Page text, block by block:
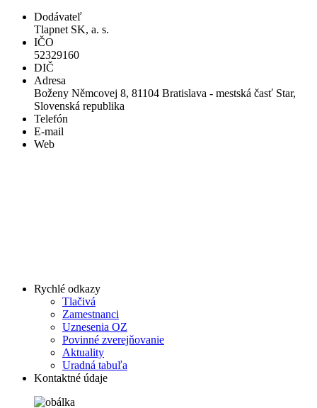
Dodávateľ
Tlapnet SK, a. s.
IČO
52329160
DIČ
Adresa
Boženy Němcovej 8, 81104 Bratislava - mestská časť Star,
Slovenská republika
Telefón
E-mail
Web
Rychlé odkazy
Tlačivá
Zamestnanci
Uznesenia OZ
Povinné zverejňovanie
Aktuality
Uradná tabuľa
Kontaktné údaje